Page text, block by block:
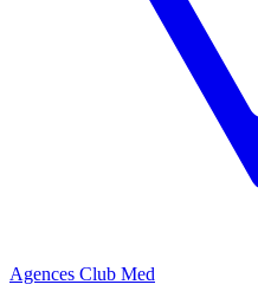
Agences Club Med